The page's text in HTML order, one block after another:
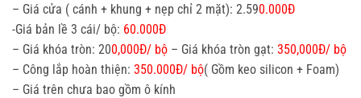
– Giá cửa ( cánh + khung + nẹp chỉ 2 mặt): 2.590.000Đ
-Giá bản lề 3 cái/ bộ: 60.000Đ
– Giá khóa tròn: 200,000Đ/ bộ – Giá khóa tròn gạt: 350,000Đ/ bộ
– Công lắp hoàn thiện: 350.000Đ/ bộ( Gồm keo silicon + Foam)
– Giá trên chưa bao gồm ô kính